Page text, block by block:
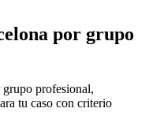
por grupo
profesional,
tu caso con criterio